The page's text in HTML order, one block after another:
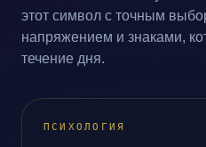
этот символ с точным
напряжением и знаками,
течение дня.
ПСИХОЛОГИЯ